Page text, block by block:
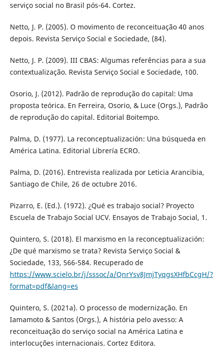
serviço social no Brasil pós-64. Cortez.
Netto, J. P. (2005). O movimento de reconceituação 40 anos
depois. Revista Serviço Social e Sociedade, (84).
Netto, J. P. (2009). III CBAS: Algumas referências para a sua
contextualização. Revista Serviço Social e Sociedade, 100.
Osorio, J. (2012). Padrão de reprodução do capital: Uma
proposta teórica. En Ferreira, Osorio, & Luce (Orgs.), Padrão
de reprodução do capital. Editorial Boitempo.
Palma, D. (1977). La reconceptualización: Una búsqueda en
América Latina. Editorial Librería ECRO.
Palma, D. (2016). Entrevista realizada por Leticia Arancibia,
Santiago de Chile, 26 de octubre 2016.
Pizarro, E. (Ed.). (1972). ¿Qué es trabajo social? Proyecto
Escuela de Trabajo Social UCV. Ensayos de Trabajo Social, 1.
Quintero, S. (2018). El marxismo en la reconceptualización:
¿De qué marxismo se trata? Revista Serviço Social &
Sociedade, 133, 566-584. Recuperado de
https://www.scielo.br/j/sssoc/a/QnrYsv8JmjTyqgsXHfbCcgH/?
format=pdf&lang=es
Quintero, S. (2021a). O processo de modernização. En
Iamamoto & Santos (Orgs.), A história pelo avesso: A
reconceituação do serviço social na América Latina e
interlocuções internacionais. Cortez Editora.